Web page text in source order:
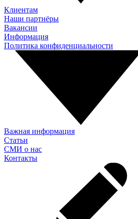
Клиентам
Наши партнёры
Вакансии
Информация
Политика конфиденциальности
Важная информация
Статьи
СМИ о нас
Контакты